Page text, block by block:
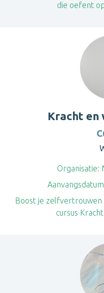
die oefent
Kracht en
Organisatie:
Boost je zelfvertrouwen
cursus